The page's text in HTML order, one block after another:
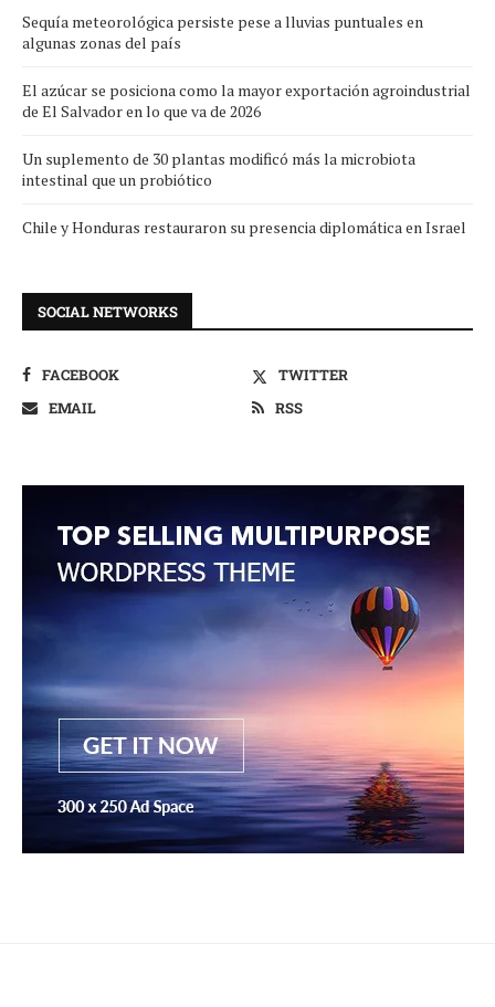
Sequía meteorológica persiste pese a lluvias puntuales en
algunas zonas del país
El azúcar se posiciona como la mayor exportación agroindustrial
de El Salvador en lo que va de 2026
Un suplemento de 30 plantas modificó más la microbiota
intestinal que un probiótico
Chile y Honduras restauraron su presencia diplomática en Israel
SOCIAL NETWORKS
FACEBOOK
TWITTER
EMAIL
RSS